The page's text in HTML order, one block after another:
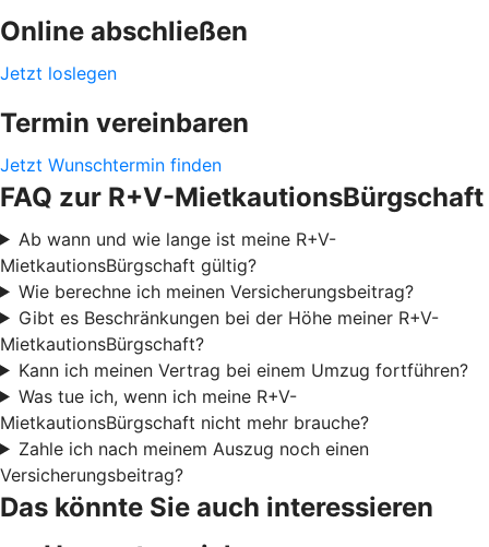
Online abschließen
Jetzt loslegen
Termin vereinbaren
Jetzt Wunschtermin finden
FAQ zur R+V-MietkautionsBürgschaft
Ab wann und wie lange ist meine R+V-
MietkautionsBürgschaft gültig?
Wie berechne ich meinen Versicherungsbeitrag?
Gibt es Beschränkungen bei der Höhe meiner R+V-
MietkautionsBürgschaft?
Kann ich meinen Vertrag bei einem Umzug fortführen?
Was tue ich, wenn ich meine R+V-
MietkautionsBürgschaft nicht mehr brauche?
Zahle ich nach meinem Auszug noch einen
Versicherungsbeitrag?
Das könnte Sie auch interessieren